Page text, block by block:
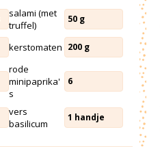
salami (met
truffel)
50 g
kerstomaten 200 g
rode
minipaprika'
s
6
vers
basilicum
1 handje